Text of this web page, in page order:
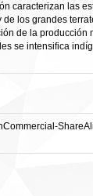
caracterizan las
los grandes
de la
se intensifica